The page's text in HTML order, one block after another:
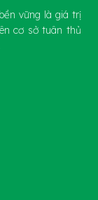
vững là giá trị
cơ sở tuân thủ